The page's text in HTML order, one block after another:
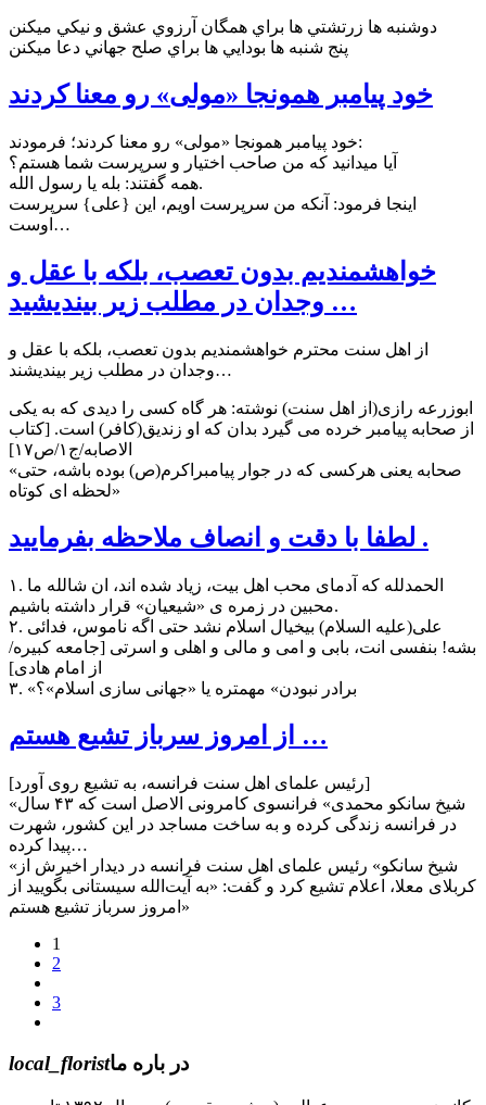
دوشنبه ها زرتشتي ها براي همگان آرزوي عشق و نيکي ميکنن
پنج شنبه ها بودايي ها براي صلح جهاني دعا ميکنن
خود پیامبر همونجا «مولی» رو معنا کردند
خود پیامبر همونجا «مولی» رو معنا کردند؛ فرمودند:
آیا میدانید که من صاحب اختیار و سرپرست شما هستم؟
همه گفتند: بله یا رسول الله.
اینجا فرمود: آنکه من سرپرست اویم، این {علی} سرپرست
اوست…
خواهشمندیم بدون تعصب، بلکه با عقل و
وجدان در مطلب زیر بیندیشید …
از اهل سنت محترم خواهشمندیم بدون تعصب، بلکه با عقل و
وجدان در مطلب زیر بیندیشند…
ابوزرعه رازی(از اهل سنت) نوشته: هر گاه کسی را دیدی که به یکی
از صحابه پیامبر خرده می گیرد بدان که او زندیق(کافر) است. [کتاب
الاصابه/ج۱/ص۱۷]
«صحابه یعنی هرکسی که در جوار پیامبراکرم(ص) بوده باشه، حتی
لحظه ای کوتاه»
لطفا با دقت و انصاف ملاحظه بفرمایید .
۱. الحمدلله که آدمای محب اهل بیت، زیاد شده اند، ان شالله ما
محبین در زمره ی «شیعیان» قرار داشته باشیم.
۲. علی(علیه السلام) بیخیال اسلام نشد حتی اگه ناموس، فدائی
بشه! بنفسی انت، بابی و امی و مالی و اهلی و اسرتی [جامعه کبیره/
از امام هادی]
۳. «برادر نبودن» مهمتره یا «جهانی سازی اسلام»؟
از امروز سرباز تشیع هستم …
[رئیس علمای اهل سنت فرانسه، به تشیع روی آورد]
«شیخ سانکو محمدی» فرانسوی کامرونی ‌الاصل است که ۴۳ سال
در فرانسه زندگی کرده و به ساخت مساجد در این کشور، شهرت
پیدا کرده…
«شیخ سانکو» رئیس علمای اهل سنت فرانسه در دیدار اخیرش از
کربلای معلا، اعلام تشیع کرد و گفت: «به آیت‌الله سیستانی بگویید از
امروز سرباز تشیع هستم»
1
2
3
local_floristدر باره ما